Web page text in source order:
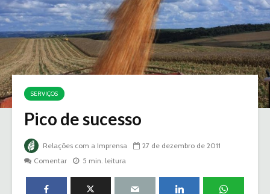
SERVIÇOS
Pico de sucesso
Relações com a Imprensa
27 de dezembro de 2011
Comentar
5 min. leitura